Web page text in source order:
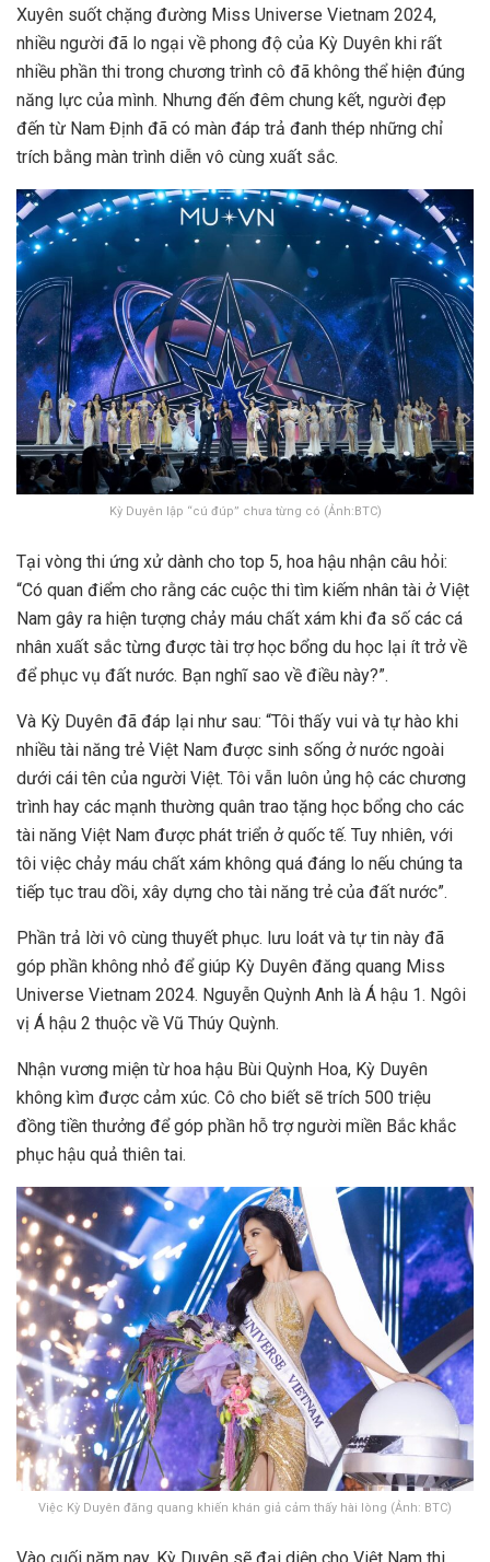
Xuyên suốt chặng đường Miss Universe Vietnam 2024,
nhiều người đã lo ngại về phong độ của Kỳ Duyên khi rất
nhiều phần thi trong chương trình cô đã không thể hiện đúng
năng lực của mình. Nhưng đến đêm chung kết, người đẹp
đến từ Nam Định đã có màn đáp trả đanh thép những chỉ
trích bằng màn trình diễn vô cùng xuất sắc.
Kỳ Duyên lập “cú đúp” chưa từng có (Ảnh:BTC)
Tại vòng thi ứng xử dành cho top 5, hoa hậu nhận câu hỏi:
“Có quan điểm cho rằng các cuộc thi tìm kiếm nhân tài ở Việt
Nam gây ra hiện tượng chảy máu chất xám khi đa số các cá
nhân xuất sắc từng được tài trợ học bổng du học lại ít trở về
để phục vụ đất nước. Bạn nghĩ sao về điều này?”.
Và Kỳ Duyên đã đáp lại như sau: “Tôi thấy vui và tự hào khi
nhiều tài năng trẻ Việt Nam được sinh sống ở nước ngoài
dưới cái tên của người Việt. Tôi vẫn luôn ủng hộ các chương
trình hay các mạnh thường quân trao tặng học bổng cho các
tài năng Việt Nam được phát triển ở quốc tế. Tuy nhiên, với
tôi việc chảy máu chất xám không quá đáng lo nếu chúng ta
tiếp tục trau dồi, xây dựng cho tài năng trẻ của đất nước”.
Phần trả lời vô cùng thuyết phục. lưu loát và tự tin này đã
góp phần không nhỏ để giúp Kỳ Duyên đăng quang Miss
Universe Vietnam 2024. Nguyễn Quỳnh Anh là Á hậu 1. Ngôi
vị Á hậu 2 thuộc về Vũ Thúy Quỳnh.
Nhận vương miện từ hoa hậu Bùi Quỳnh Hoa, Kỳ Duyên
không kìm được cảm xúc. Cô cho biết sẽ trích 500 triệu
đồng tiền thưởng để góp phần hỗ trợ người miền Bắc khắc
phục hậu quả thiên tai.
Việc Kỳ Duyên đăng quang khiến khán giả cảm thấy hài lòng (Ảnh: BTC)